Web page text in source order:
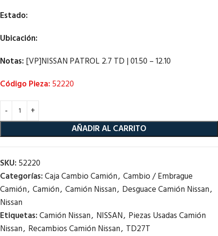
Estado:
Ubicación:
Notas: [VP]NISSAN PATROL 2.7 TD | 01.50 – 12.10
Código Pieza: 52220
AÑADIR AL CARRITO
SKU: 52220
Categorías:Caja Cambio Camión, Cambio / Embrague
Camión, Camión, Camión Nissan, Desguace Camión Nissan,
Nissan
Etiquetas:Camión Nissan, NISSAN, Piezas Usadas Camión
Nissan, Recambios Camión Nissan, TD27T